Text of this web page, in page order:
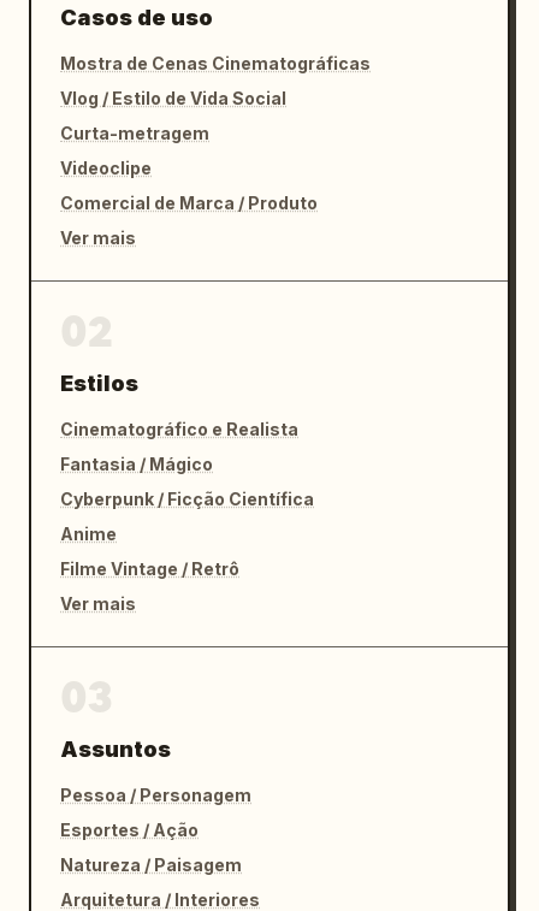
Casos de uso
Mostra de Cenas Cinematográficas
Vlog / Estilo de Vida Social
Curta-metragem
Videoclipe
Comercial de Marca / Produto
Ver mais
Estilos
Cinematográfico e Realista
Fantasia / Mágico
Cyberpunk / Ficção Científica
Anime
Filme Vintage / Retrô
Ver mais
Assuntos
Pessoa / Personagem
Esportes / Ação
Natureza / Paisagem
Arquitetura / Interiores